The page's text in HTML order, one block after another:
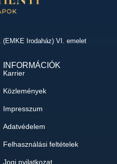
Irodaház) VI. emelet
INFORMÁCIÓK
Karrier
Közlemények
Impresszum
Adatvédelem
Felhasználási feltételek
Jogi nyilatkozat